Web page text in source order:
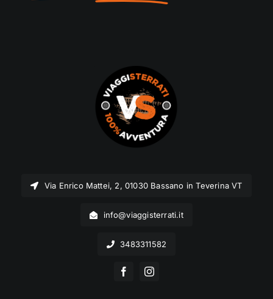
Via Enrico Mattei, 2, 01030 Bassano in Teverina VT
info@viaggisterrati.it
3483311582